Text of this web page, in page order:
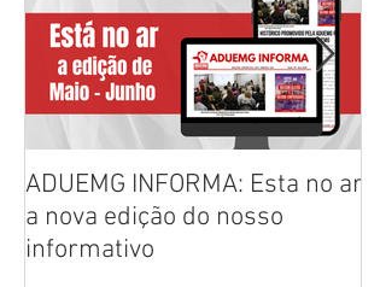
ADUEMG INFORMA: Esta no ar
a nova edição do nosso
informativo